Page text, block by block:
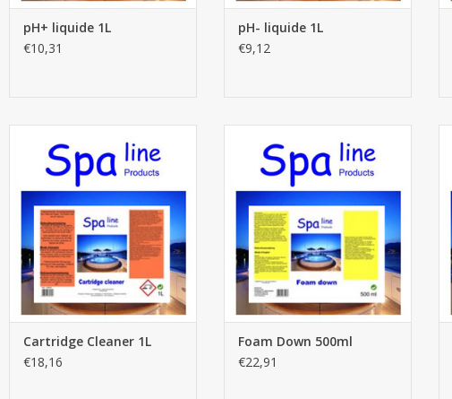
pH+ liquide 1L
€10,31
pH- liquide 1L
€9,12
AJOUTER AU PANIER
Cartridge Cleaner 1L
€18,16
AJOUTER AU PANIER
Foam Down 500ml
€22,91